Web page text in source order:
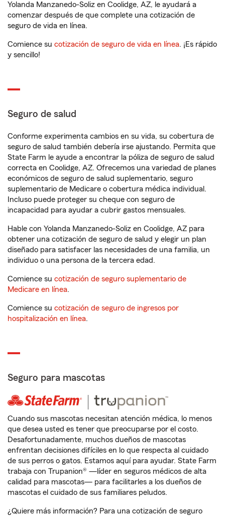
Yolanda Manzanedo-Soliz en Coolidge, AZ, le ayudará a
comenzar después de que complete una cotización de
seguro de vida en línea.
Comience su cotización de seguro de vida en línea. ¡Es rápido
y sencillo!
Seguro de salud
Conforme experimenta cambios en su vida, su cobertura de
seguro de salud también debería irse ajustando. Permita que
State Farm le ayude a encontrar la póliza de seguro de salud
correcta en Coolidge, AZ. Ofrecemos una variedad de planes
económicos de seguro de salud suplementario, seguro
suplementario de Medicare o cobertura médica individual.
Incluso puede proteger su cheque con seguro de
incapacidad para ayudar a cubrir gastos mensuales.
Hable con Yolanda Manzanedo-Soliz en Coolidge, AZ para
obtener una cotización de seguro de salud y elegir un plan
diseñado para satisfacer las necesidades de una familia, un
individuo o una persona de la tercera edad.
Comience su cotización de seguro suplementario de
Medicare en línea.
Comience su cotización de seguro de ingresos por
hospitalización en línea.
Seguro para mascotas
Cuando sus mascotas necesitan atención médica, lo menos
que desea usted es tener que preocuparse por el costo.
Desafortunadamente, muchos dueños de mascotas
enfrentan decisiones difíciles en lo que respecta al cuidado
de sus perros o gatos. Estamos aquí para ayudar. State Farm
trabaja con Trupanion® —líder en seguros médicos de alta
calidad para mascotas— para facilitarles a los dueños de
mascotas el cuidado de sus familiares peludos.
¿Quiere más información? Para una cotización de seguro